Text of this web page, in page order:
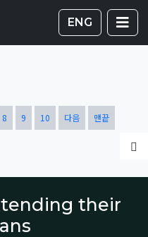
ENG 게시판
지
8
페이지9
페이지10
페이지 다음 맨끝
their